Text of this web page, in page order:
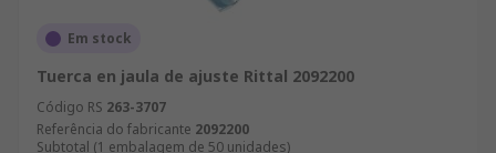
Em stock
Tuerca en jaula de ajuste Rittal 2092200
Código RS 263-3707
Referência do fabricante 2092200
Subtotal (1 embalagem de 50 unidades)